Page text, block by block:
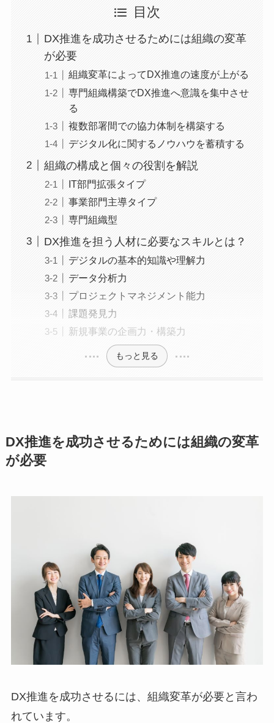
目次
DX推進を成功させるためには組織の変革
が必要
組織変革によってDX推進の速度が上がる
専門組織構築でDX推進へ意識を集中させ
る
複数部署間での協力体制を構築する
デジタル化に関するノウハウを蓄積する
組織の構成と個々の役割を解説
IT部門拡張タイプ
事業部門主導タイプ
専門組織型
DX推進を担う人材に必要なスキルとは？
デジタルの基本的知識や理解力
データ分析力
プロジェクトマネジメント能力
課題発見力
新規事業の企画力・構築力
もっと見る
DX推進を成功させるためには組織の変革
が必要
DX推進を成功させるには、組織変革が必要と言わ
れています。